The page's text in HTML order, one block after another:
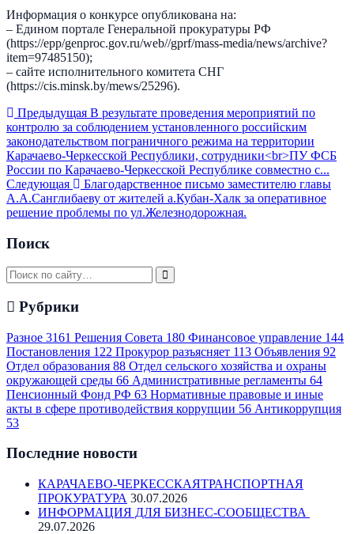
Информация о конкурсе опубликована на:
– Едином портале Генеральной прокуратуры РФ
(https://epp/genproc.gov.ru/web//gprf/mass-media/news/archive?
item=97485150);
– сайте исполнительного комитета СНГ
(https://cis.minsk.by/mews/25296).
Предыдущая В результате проведения мероприятий по
контролю за соблюдением установленного российским
законодательством пограничного режима на территории
Карачаево-Черкесской Республики, сотрудники<br>ПУ ФСБ
России по Карачаево-Черкесской Республике совместно с...
Следующая
Благодарственное письмо заместителю главы
А.А.Санглибаеву от жителей а.Кубан-Халк за оперативное
решение проблемы по ул.Железнодорожная.
Поиск
Рубрики
Разное 3161 Решения Совета 180 Финансовое управление 144
Постановления 122 Прокурор разъясняет 113 Объявления 92
Отдел образования 88 Отдел сельского хозяйства и охраны
окружающей среды 66 Административные регламенты 64
Пенсионный Фонд РФ 63 Нормативные правовые и иные
акты в сфере противодействия коррупции 56 Антикоррупция
53
Последние новости
КАРАЧАЕВО-ЧЕРКЕССКАЯТРАНСПОРТНАЯ
ПРОКУРАТУРА 30.07.2026
ИНФОРМАЦИЯ ДЛЯ БИЗНЕС-СООБЩЕСТВА
29.07.2026